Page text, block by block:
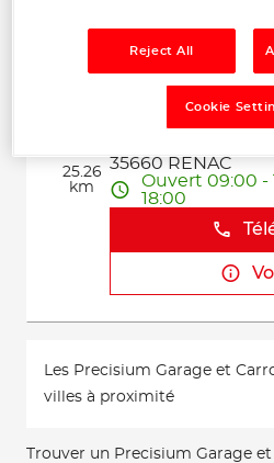
25.26
km
RENAC
35660 RENAC
Ouvert 09:00 -
18:00
Les Precisium Garage et
villes à proximité
Trouver un Precisium Garage
Reject All
Cookie